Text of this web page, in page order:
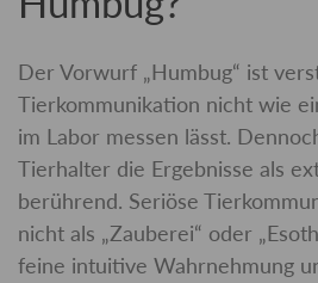
Der Vorwurf „Humbug“ ist
Tierkommunikation nicht wie
im Labor messen lässt.
Tierhalter die Ergebnisse als
berührend. Seriöse
nicht als „Zauberei“ oder
feine intuitive Wahrnehmung